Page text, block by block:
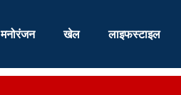
मनोरंजन खेल लाइफस्टाइल